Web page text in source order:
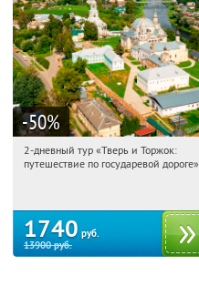
-50%
15:38:29 Купили:
2-дневный тур «Тверь и Торжок:
путешествие по государевой дороге»
1740 руб.
13900руб.